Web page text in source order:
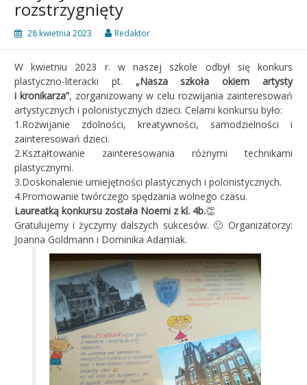
rozstrzygnięty
28 kwietnia 2023 Redaktor
W kwietniu 2023 r. w naszej szkole odbył się konkurs
plastyczno-literacki pt. „Nasza szkoła okiem artysty
i kronikarza”, zorganizowany w celu rozwijania zainteresowań
artystycznych i polonistycznych dzieci. Celami konkursu było:
1.Rozwijanie zdolności, kreatywności, samodzielności i
zainteresowań dzieci.
2.Kształtowanie zainteresowania różnymi technikami
plastycznymi.
3.Doskonalenie umiejętności plastycznych i polonistycznych.
4.Promowanie twórczego spędzania wolnego czasu.
Laureatką konkursu została Noemi z kl. 4b.👏
Gratulujemy i życzymy dalszych sukcesów. 🙂 Organizatorzy:
Joanna Goldmann i Dominika Adamiak.